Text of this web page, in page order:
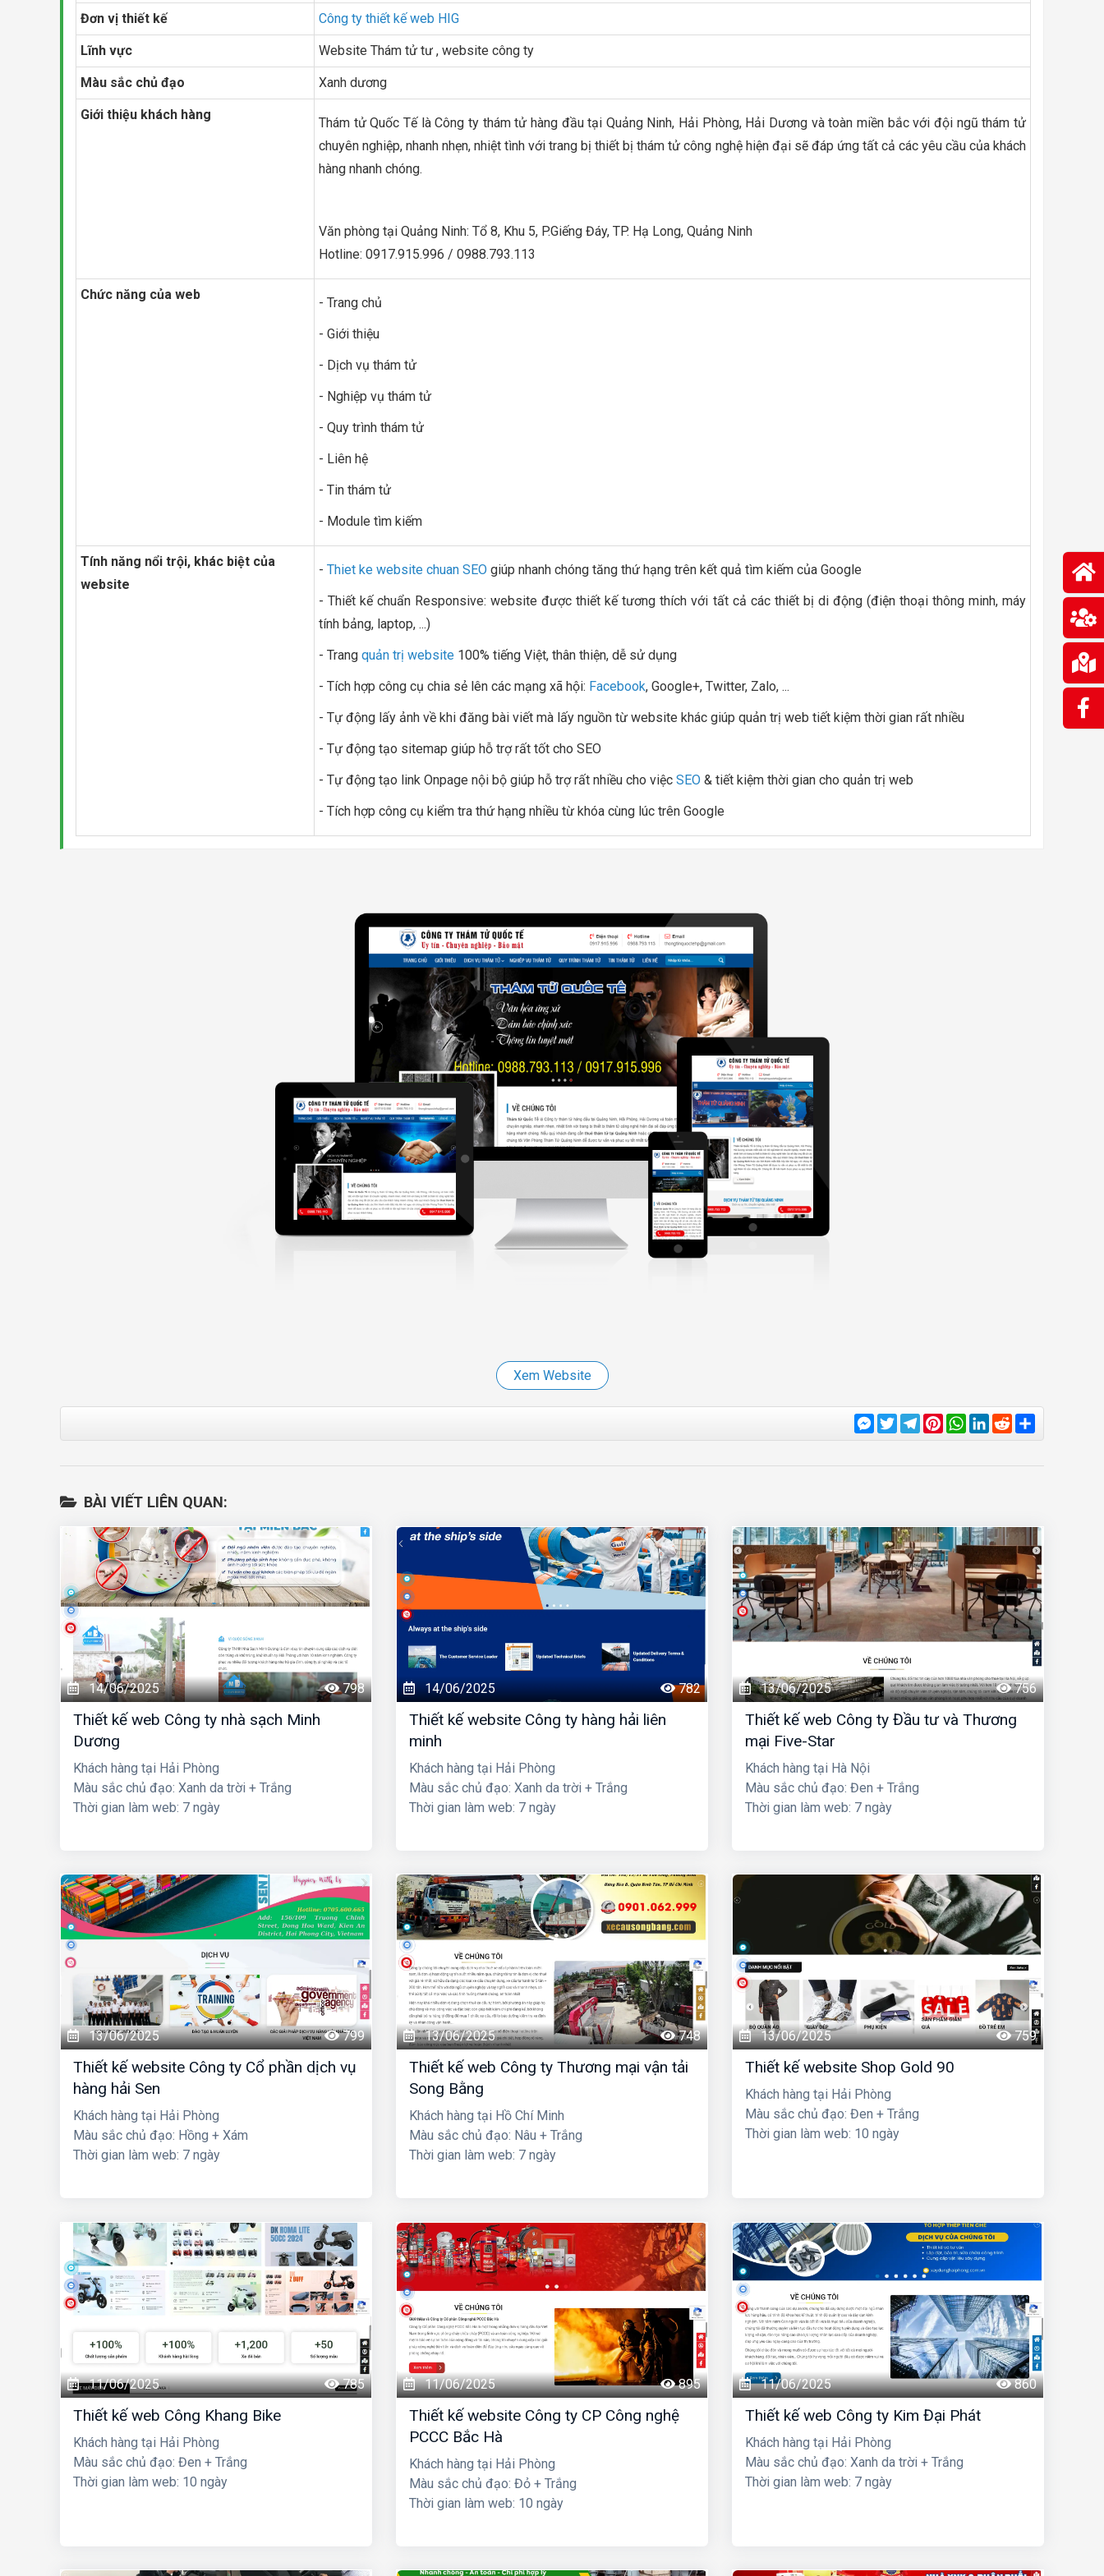
Đơn vị thiết kế Công ty thiết kế web HIG
Lĩnh vực Website Thám tử tư , website công ty
Màu sắc chủ đạo Xanh dương
Giới thiệu khách hàng
Thám tử Quốc Tế là Công ty thám tử hàng đầu tại Quảng Ninh, Hải Phòng, Hải Dương và toàn miền bắc với đội ngũ thám tử
chuyên nghiệp, nhanh nhẹn, nhiệt tình với trang bị thiết bị thám tử công nghệ hiện đại sẽ đáp ứng tất cả các yêu cầu của khách
hàng nhanh chóng.
Văn phòng tại Quảng Ninh: Tổ 8, Khu 5, P.Giếng Đáy, TP. Hạ Long, Quảng Ninh
Hotline: 0917.915.996 / 0988.793.113
Chức năng của web
- Trang chủ
- Giới thiệu
- Dịch vụ thám tử
- Nghiệp vụ thám tử
- Quy trình thám tử
- Liên hệ
- Tin thám tử
- Module tìm kiếm
Tính năng nổi trội, khác biệt của
website
- Thiet ke website chuan SEO giúp nhanh chóng tăng thứ hạng trên kết quả tìm kiếm của Google
- Thiết kế chuẩn Responsive: website được thiết kế tương thích với tất cả các thiết bị di động (điện thoại thông minh, máy
tính bảng, laptop, ...)
- Trang quản trị website 100% tiếng Việt, thân thiện, dễ sử dụng
- Tích hợp công cụ chia sẻ lên các mạng xã hội: Facebook, Google+, Twitter, Zalo, ...
- Tự động lấy ảnh về khi đăng bài viết mà lấy nguồn từ website khác giúp quản trị web tiết kiệm thời gian rất nhiều
- Tự động tạo sitemap giúp hỗ trợ rất tốt cho SEO
- Tự động tạo link Onpage nội bộ giúp hỗ trợ rất nhiều cho việc SEO & tiết kiệm thời gian cho quản trị web
- Tích hợp công cụ kiểm tra thứ hạng nhiều từ khóa cùng lúc trên Google
Xem Website
Messenger
TwitterTelegram
Pinterest
WhatsApp
LinkedIn
Reddit
BÀI VIẾT LIÊN QUAN:
14/06/2025 798
Thiết kế web Công ty nhà sạch Minh
Dương
Khách hàng tại Hải Phòng
Màu sắc chủ đạo: Xanh da trời + Trắng
Thời gian làm web: 7 ngày
14/06/2025 782
Thiết kế website Công ty hàng hải liên
minh
Khách hàng tại Hải Phòng
Màu sắc chủ đạo: Xanh da trời + Trắng
Thời gian làm web: 7 ngày
13/06/2025 756
Thiết kế web Công ty Đầu tư và Thương
mại Five-Star
Khách hàng tại Hà Nội
Màu sắc chủ đạo: Đen + Trắng
Thời gian làm web: 7 ngày
13/06/2025 799
Thiết kế website Công ty Cổ phần dịch vụ
hàng hải Sen
Khách hàng tại Hải Phòng
Màu sắc chủ đạo: Hồng + Xám
Thời gian làm web: 7 ngày
13/06/2025 748
Thiết kế web Công ty Thương mại vận tải
Song Bằng
Khách hàng tại Hồ Chí Minh
Màu sắc chủ đạo: Nâu + Trắng
Thời gian làm web: 7 ngày
13/06/2025 759
Thiết kế website Shop Gold 90
Khách hàng tại Hải Phòng
Màu sắc chủ đạo: Đen + Trắng
Thời gian làm web: 10 ngày
11/06/2025 785
Thiết kế web Công Khang Bike
Khách hàng tại Hải Phòng
Màu sắc chủ đạo: Đen + Trắng
Thời gian làm web: 10 ngày
11/06/2025 895
Thiết kế website Công ty CP Công nghệ
PCCC Bắc Hà
Khách hàng tại Hải Phòng
Màu sắc chủ đạo: Đỏ + Trắng
Thời gian làm web: 10 ngày
11/06/2025 860
Thiết kế web Công ty Kim Đại Phát
Khách hàng tại Hải Phòng
Màu sắc chủ đạo: Xanh da trời + Trắng
Thời gian làm web: 7 ngày